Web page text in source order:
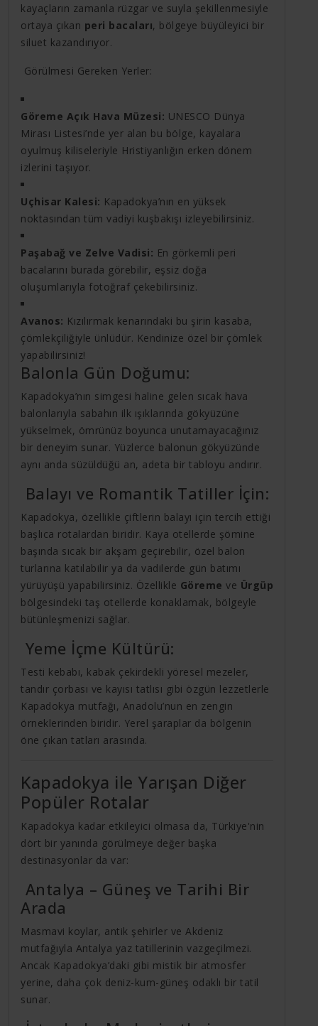
kayaçların zamanla rüzgar ve suyla şekillenmesiyle
ortaya çıkan peri bacaları, bölgeye büyüleyici bir
siluet kazandırıyor.
Görülmesi Gereken Yerler:
Göreme Açık Hava Müzesi: UNESCO Dünya
Mirası Listesi’nde yer alan bu bölge, kayalara
oyulmuş kiliseleriyle Hristiyanlığın erken dönem
izlerini taşıyor.
Uçhisar Kalesi: Kapadokya’nın en yüksek
noktasından tüm vadiyi kuşbakışı izleyebilirsiniz.
Paşabağ ve Zelve Vadisi: En görkemli peri
bacalarını burada görebilir, eşsiz doğa
oluşumlarıyla fotoğraf çekebilirsiniz.
Avanos: Kızılırmak kenarındaki bu şirin kasaba,
çömlekçiliğiyle ünlüdür. Kendinize özel bir çömlek
yapabilirsiniz!
Balonla Gün Doğumu:
Kapadokya’nın simgesi haline gelen sıcak hava
balonlarıyla sabahın ilk ışıklarında gökyüzüne
yükselmek, ömrünüz boyunca unutamayacağınız
bir deneyim sunar. Yüzlerce balonun gökyüzünde
aynı anda süzüldüğü an, adeta bir tabloyu andırır.
Balayı ve Romantik Tatiller İçin:
Kapadokya, özellikle çiftlerin balayı için tercih ettiği
başlıca rotalardan biridir. Kaya otellerde şömine
başında sıcak bir akşam geçirebilir, özel balon
turlarına katılabilir ya da vadilerde gün batımı
yürüyüşü yapabilirsiniz. Özellikle Göreme ve Ürgüp
bölgesindeki taş otellerde konaklamak, bölgeyle
bütünleşmenizi sağlar.
Yeme İçme Kültürü:
Testi kebabı, kabak çekirdekli yöresel mezeler,
tandır çorbası ve kayısı tatlısı gibi özgün lezzetlerle
Kapadokya mutfağı, Anadolu’nun en zengin
örneklerinden biridir. Yerel şaraplar da bölgenin
öne çıkan tatları arasında.
Kapadokya ile Yarışan Diğer
Popüler Rotalar
Kapadokya kadar etkileyici olmasa da, Türkiye'nin
dört bir yanında görülmeye değer başka
destinasyonlar da var:
Antalya – Güneş ve Tarihi Bir
Arada
Masmavi koylar, antik şehirler ve Akdeniz
mutfağıyla Antalya yaz tatillerinin vazgeçilmezi.
Ancak Kapadokya’daki gibi mistik bir atmosfer
yerine, daha çok deniz-kum-güneş odaklı bir tatil
sunar.